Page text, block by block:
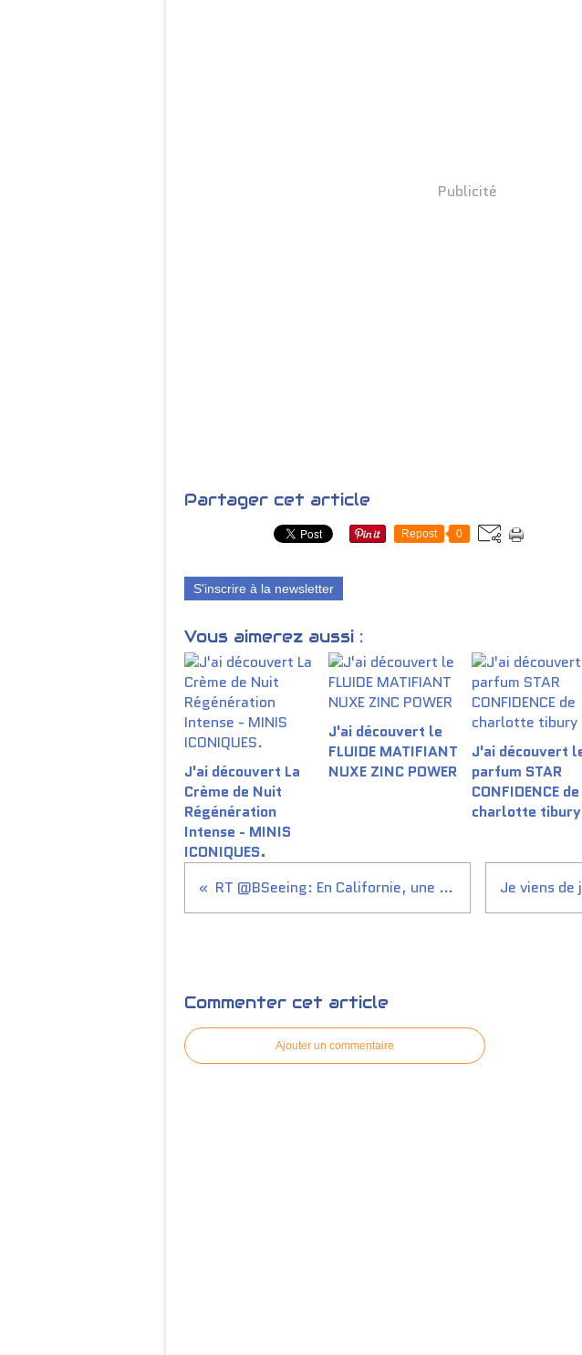
Publicité
Partager cet article
Repost 0
S'inscrire à la newsletter
Vous aimerez aussi :
J'ai découvert La
Crème de Nuit
Régénération
Intense - MINIS
ICONIQUES.
J'ai découvert le
FLUIDE MATIFIANT
NUXE ZINC POWER
J'ai découvert
parfum STAR
CONFIDENCE de
charlotte tibury
RT @BSeeing: En Californie, une route se déforme...
Commenter cet article
Ajouter un commentaire